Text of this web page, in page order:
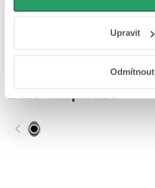
osobní údaje najdete na stránkách
Upravit
Odmítnout
Diskuse
Další inspirace